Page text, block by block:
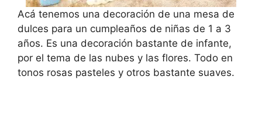
Acá tenemos una decoración de una mesa de
dulces para un cumpleaños de niñas de 1 a 3
años. Es una decoración bastante de infante,
por el tema de las nubes y las flores. Todo en
tonos rosas pasteles y otros bastante suaves.